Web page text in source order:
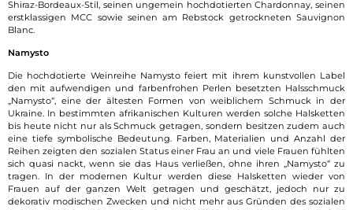
Shiraz-Bordeaux-Stil, seinen ungemein hochdotierten Chardonnay, seinen
erstklassigen MCC sowie seinen am Rebstock getrockneten Sauvignon
Blanc.
Namysto
Die hochdotierte Weinreihe Namysto feiert mit ihrem kunstvollen Label
den mit aufwendigen und farbenfrohen Perlen besetzten Halsschmuck
„Namysto“, eine der ältesten Formen von weiblichem Schmuck in der
Ukraine. In bestimmten afrikanischen Kulturen werden solche Halsketten
bis heute nicht nur als Schmuck getragen, sondern besitzen zudem auch
eine tiefe symbolische Bedeutung. Farben, Materialien und Anzahl der
Reihen zeigten den sozialen Status einer Frau an und viele Frauen fühlten
sich quasi nackt, wenn sie das Haus verließen, ohne ihren „Namysto“ zu
tragen. In der modernen Kultur werden diese Halsketten wieder von
Frauen auf der ganzen Welt getragen und geschätzt, jedoch nur zu
dekorativ modischen Zwecken und nicht mehr aus Gründen des sozialen